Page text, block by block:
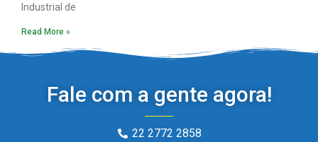
Industrial de
Read More »
Fale com a gente agora!
22 2772 2858